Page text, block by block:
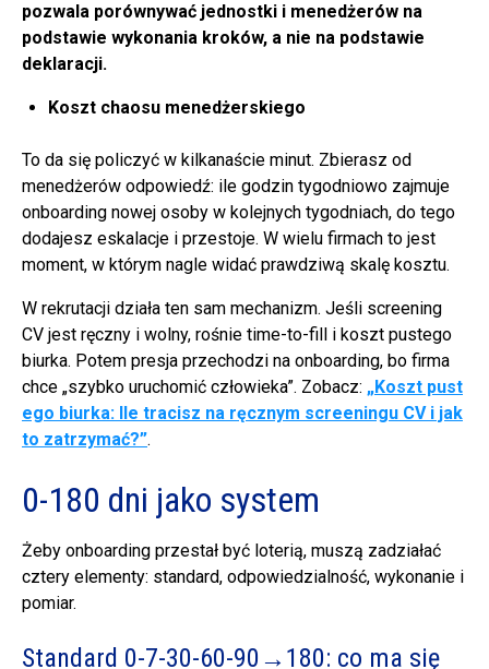
pozwala porównywać jednostki i menedżerów na
podstawie wykonania kroków, a nie na podstawie
deklaracji.
Koszt chaosu menedżerskiego
To da się policzyć w kilkanaście minut. Zbierasz od
menedżerów odpowiedź: ile godzin tygodniowo zajmuje
onboarding nowej osoby w kolejnych tygodniach, do tego
dodajesz eskalacje i przestoje. W wielu firmach to jest
moment, w którym nagle widać prawdziwą skalę kosztu.
W rekrutacji działa ten sam mechanizm. Jeśli screening
CV jest ręczny i wolny, rośnie time-to-fill i koszt pustego
biurka. Potem presja przechodzi na onboarding, bo firma
chce „szybko uruchomić człowieka”. Zobacz: „Koszt pust
ego biurka: Ile tracisz na ręcznym screeningu CV i jak
to zatrzymać?”.
0-180 dni jako system
Żeby onboarding przestał być loterią, muszą zadziałać
cztery elementy: standard, odpowiedzialność, wykonanie i
pomiar.
Standard 0-7-30-60-90→180: co ma się